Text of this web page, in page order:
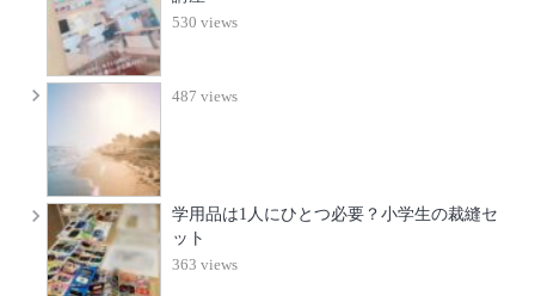
530 views
487 views
学用品は1人にひとつ必要？小学生の裁縫セ
ット
363 views